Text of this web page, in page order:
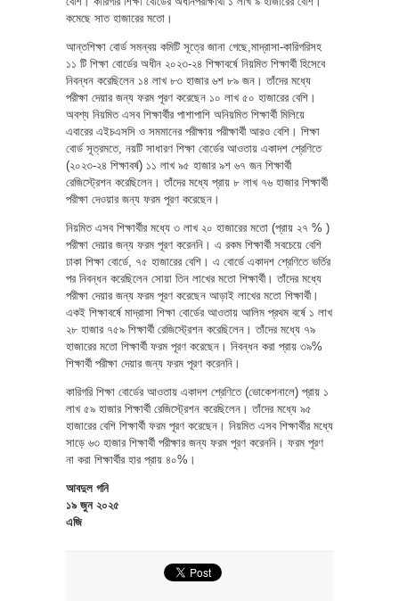
কমেছে সাত হাজারের মতো।
আন্তশিক্ষা বোর্ড সমন্বয় কমিটি সূত্রে জানা গেছে,মাদ্রাসা-কারিগরিসহ
১১ টি শিক্ষা বোর্ডের অধীন ২০২৩-২৪ শিক্ষাবর্ষে নিয়মিত শিক্ষার্থী হিসেবে
নিবন্ধন করেছিলেন ১৪ লাখ ৮৩ হাজার ৬শ ৮৯ জন। তাঁদের মধ্যে
পরীক্ষা দেয়ার জন্য ফরম পূরণ করেছেন ১০ লাখ ৫০ হাজারের বেশি।
অবশ্য নিয়মিত এসব শিক্ষার্থীর পাশাপাশি অনিয়মিত শিক্ষার্থী মিলিয়ে
এবারের এইচএসসি ও সমমানের পরীক্ষায় পরীক্ষার্থী আরও বেশি। শিক্ষা
বোর্ড সূত্রমতে, নয়টি সাধারণ শিক্ষা বোর্ডের আওতায় একাদশ শ্রেণিতে
(২০২৩-২৪ শিক্ষাবর্ষ) ১১ লাখ ৯৫ হাজার ৯শ ৬৭ জন শিক্ষার্থী
রেজিস্ট্রেশন করেছিলেন। তাঁদের মধ্যে প্রায় ৮ লাখ ৭৬ হাজার শিক্ষার্থী
পরীক্ষা দেওয়ার জন্য ফরম পূরণ করেছেন।
নিয়মিত এসব শিক্ষার্থীর মধ্যে ৩ লাখ ২০ হাজারের মতো (প্রায় ২৭ % )
পরীক্ষা দেয়ার জন্য ফরম পূরণ করেননি। এ রকম শিক্ষার্থী সবচেয়ে বেশি
ঢাকা শিক্ষা বোর্ডে, ৭৫ হাজারের বেশি। এ বোর্ডে একাদশ শ্রেণিতে ভর্তির
পর নিবন্ধন করেছিলেন সোয়া তিন লাখের মতো শিক্ষার্থী। তাঁদের মধ্যে
পরীক্ষা দেয়ার জন্য ফরম পূরণ করেছেন আড়াই লাখের মতো শিক্ষার্থী।
একই শিক্ষাবর্ষে মাদ্রাসা শিক্ষা বোর্ডের আওতায় আলিম প্রথম বর্ষে ১ লাখ
২৮ হাজার ৭৫৯ শিক্ষার্থী রেজিস্ট্রেশন করেছিলেন। তাঁদের মধ্যে ৭৯
হাজারের মতো শিক্ষার্থী ফরম পূরণ করেছেন। নিবন্ধন করা প্রায় ৩৯%
শিক্ষার্থী পরীক্ষা দেয়ার জন্য ফরম পূরণ করেননি।
কারিগরি শিক্ষা বোর্ডের আওতায় একাদশ শ্রেণিতে (ভোকেশনালে) প্রায় ১
লাখ ৫৯ হাজার শিক্ষার্থী রেজিস্ট্রেশন করেছিলেন। তাঁদের মধ্যে ৯৫
হাজারের বেশি শিক্ষার্থী ফরম পূরণ করেছেন। নিয়মিত এসব শিক্ষার্থীর মধ্যে
সাড়ে ৬৩ হাজার শিক্ষার্থী পরীক্ষার জন্য ফরম পূরণ করেননি। ফরম পূরণ
না করা শিক্ষার্থীর হার প্রায় ৪০%।
আবদুল গনি
১৯ জুন ২০২৫
এজি